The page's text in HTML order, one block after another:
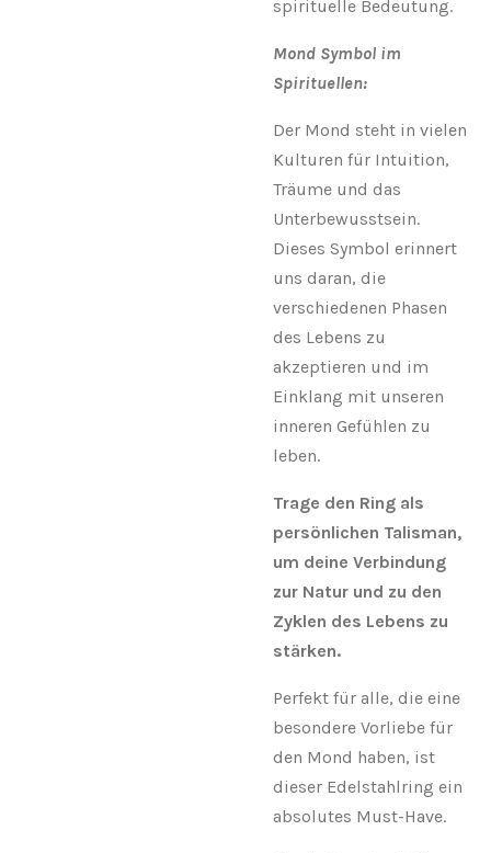
spirituelle Bedeutung.
Mond Symbol im
Spirituellen:
Der Mond steht in vielen
Kulturen für Intuition,
Träume und das
Unterbewusstsein.
Dieses Symbol erinnert
uns daran, die
verschiedenen Phasen
des Lebens zu
akzeptieren und im
Einklang mit unseren
inneren Gefühlen zu
leben.
Trage den Ring als
persönlichen Talisman,
um deine Verbindung
zur Natur und zu den
Zyklen des Lebens zu
stärken.
Perfekt für alle, die eine
besondere Vorliebe für
den Mond haben, ist
dieser Edelstahlring ein
absolutes Must-Have.